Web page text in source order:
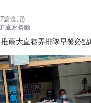
篇食記)
這家餐廳
薦大直巷弄排隊早餐必點